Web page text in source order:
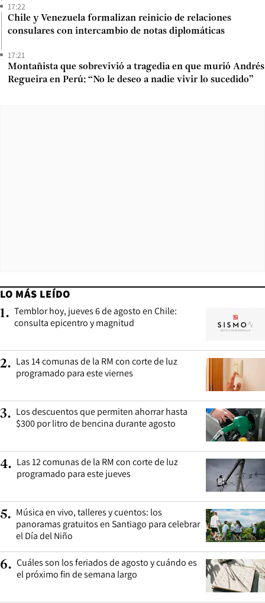
17:22
Chile y Venezuela formalizan reinicio de relaciones
consulares con intercambio de notas diplomáticas
17:21
Montañista que sobrevivió a tragedia en que murió Andrés
Regueira en Perú: “No le deseo a nadie vivir lo sucedido”
LO MÁS LEÍDO
1. Temblor hoy, jueves 6 de agosto en Chile:
consulta epicentro y magnitud
2. Las 14 comunas de la RM con corte de luz
programado para este viernes
3. Los descuentos que permiten ahorrar hasta
$300 por litro de bencina durante agosto
4. Las 12 comunas de la RM con corte de luz
programado para este jueves
5. Música en vivo, talleres y cuentos: los
panoramas gratuitos en Santiago para celebrar
el Día del Niño
6. Cuáles son los feriados de agosto y cuándo es
el próximo fin de semana largo